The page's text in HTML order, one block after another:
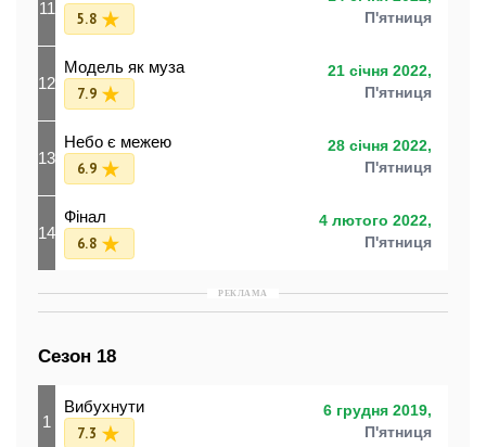
11
5.8
П'ятниця
12
Модель як муза
7.9
21 січня 2022,
П'ятниця
13
Небо є межею
6.9
28 січня 2022,
П'ятниця
14
Фінал
6.8
4 лютого 2022,
П'ятниця
РЕКЛАМА
Сезон 18
1
Вибухнути
7.3
6 грудня 2019,
П'ятниця